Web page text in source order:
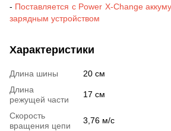
- Поставляется с Power X-Change
зарядным устройством
Характеристики
Длина шины
20 см
Длина
режущей части
17 см
Скорость
вращения цепи
3,76 м/с